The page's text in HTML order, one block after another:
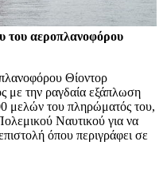
του αεροπλανοφόρου
Θίοντορ
με την ραγδαία εξάπλωση
μελών του πληρώματός του,
Ναυτικού για να
όπου περιγράφει σε